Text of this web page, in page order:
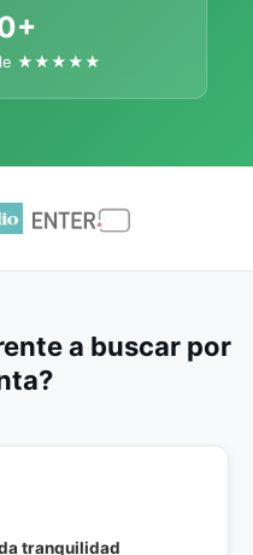
★★★★★
a buscar por
tranquilidad